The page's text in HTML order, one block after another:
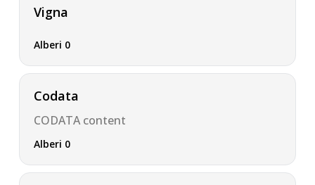
Vigna
Alberi 0
Codata
CODATA content
Alberi 0